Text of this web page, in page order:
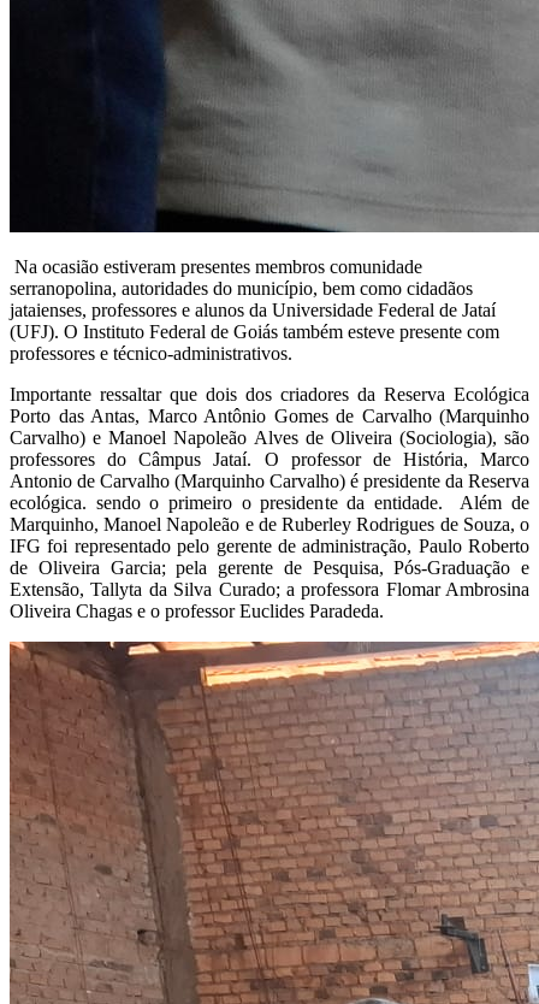
Na ocasião estiveram presentes membros comunidade
serranopolina, autoridades do município, bem como cidadãos
jataienses, professores e alunos da Universidade Federal de Jataí
(UFJ). O Instituto Federal de Goiás também esteve presente com
professores e técnico-administrativos.
Importante ressaltar que dois dos criadores da Reserva Ecológica
Porto das Antas, Marco Antônio Gomes de Carvalho (Marquinho
Carvalho) e Manoel Napoleão Alves de Oliveira (Sociologia), são
professores do Câmpus Jataí. O professor de História, Marco
Antonio de Carvalho (Marquinho Carvalho) é presidente da Reserva
ecológica. sendo o primeiro o presidente da entidade. Além de
Marquinho, Manoel Napoleão e de Ruberley Rodrigues de Souza, o
IFG foi representado pelo gerente de administração, Paulo Roberto
de Oliveira Garcia; pela gerente de Pesquisa, Pós-Graduação e
Extensão, Tallyta da Silva Curado; a professora Flomar Ambrosina
Oliveira Chagas e o professor Euclides Paradeda.